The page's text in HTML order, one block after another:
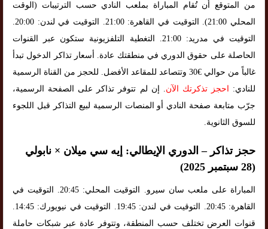
من المتوقع أن تُقام المباراة بملعب النادي حسب الترتيبات (الوقت
المحلي 21:00). التوقيت في القاهرة: 21:00. التوقيت في لندن: 20:00.
التوقيت في مدريد: 21:00. التغطية التلفزيونية ستكون عبر القنوات
الحاصلة على حقوق الدوري في منطقتك عادة. أسعار تذاكر الدخول تبدأ
غالباً من حوالي €30 وتتصاعد للمقاعد الأفضل. للحجز من القناة الرسمية
للنادي:
احجز تذكرتك الآن. إن لم تتوفر تذاكر على الصفحة الرسمية،
جرّب متابعة صفحة النادي أو المنصات الرسمية لبيع التذاكر قبل اللجوء
للسوق الثانوية.
حجز تذاكر – الدوري الإيطالي: إيه سي ميلان × نابولي
(28 سبتمبر 2025)
المباراة على ملعب سان سيرو. التوقيت المحلي: 20:45. التوقيت في
القاهرة: 20:45. التوقيت في لندن: 19:45. التوقيت في نيويورك: 14:45.
قنوات العرض تختلف حسب المنطقة، وتتوفر عادة عبر شبكات حاملة